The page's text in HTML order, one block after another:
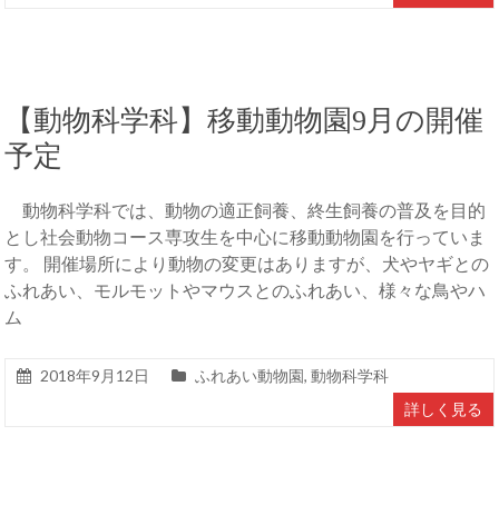
【動物科学科】移動動物園9月の開催
予定
動物科学科では、動物の適正飼養、終生飼養の普及を目的
とし社会動物コース専攻生を中心に移動動物園を行っていま
す。 開催場所により動物の変更はありますが、犬やヤギとの
ふれあい、モルモットやマウスとのふれあい、様々な鳥やハ
ム
2018年9月12日 ふれあい動物園,動物科学科
詳しく見る